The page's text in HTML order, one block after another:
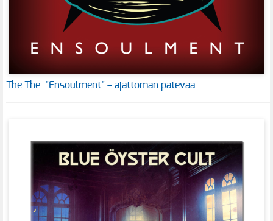
The The: "Ensoulment" – ajattoman pätevää